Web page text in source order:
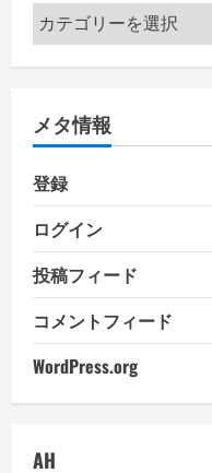
カ
テ
ー
メタ情報
登録
ログイン
投稿フィード
コメントフィード
WordPress.org
AH